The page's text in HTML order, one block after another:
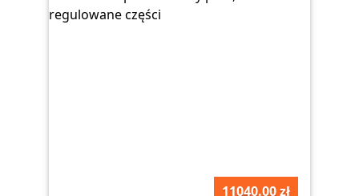
11040.00 zł